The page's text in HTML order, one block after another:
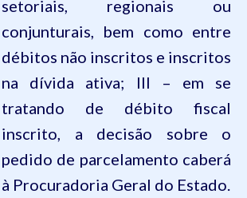
setoriais, regionais ou
conjunturais, bem como entre
débitos não inscritos e inscritos
na dívida ativa; III – em se
tratando de débito fiscal
inscrito, a decisão sobre o
pedido de parcelamento caberá
à Procuradoria Geral do Estado.